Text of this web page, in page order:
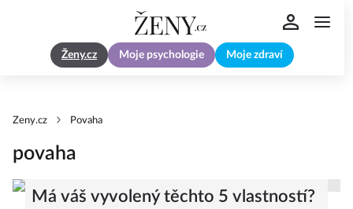
Ženy.cz Moje psychologie Moje zdraví
Zeny.cz Povaha
povaha
Má váš vyvolený těchto 5 vlastností?